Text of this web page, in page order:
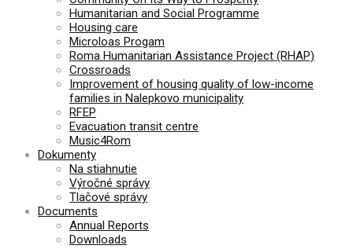
Humanitarian and Social Programme
Housing care
Microloas Progam
Roma Humanitarian Assistance Project (RHAP)
Crossroads
Improvement of housing quality of low-income
families in Nalepkovo municipality
RFEP
Evacuation transit centre
Music4Rom
Dokumenty
Na stiahnutie
Výročné správy
Tlačové správy
Documents
Annual Reports
Downloads